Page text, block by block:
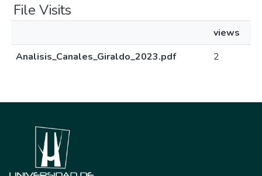
File Visits
views
Analisis_Canales_Giraldo_2023.pdf
2